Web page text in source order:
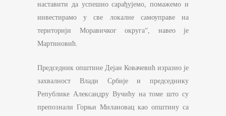
наставити да успешно сарађујемо, помажемо и
инвестирамо у све локалне самоуправе на
територији Моравичког округа“, навео је
Мартиновић.
Председник општине Дејан Ковачевић изразио је
захвалност Влади Србије и председнику
Републике Александру Вучићу на томе што су
препознали Горњи Милановац као општину са